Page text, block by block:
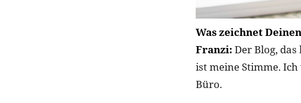
Was zeichnet
Franzi: Der Blog,
ist meine Stimme.
Büro.